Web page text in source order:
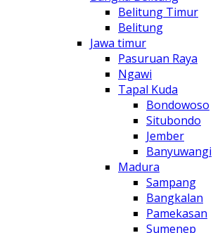
Belitung Timur
Belitung
Jawa timur
Pasuruan Raya
Ngawi
Tapal Kuda
Bondowoso
Situbondo
Jember
Banyuwangi
Madura
Sampang
Bangkalan
Pamekasan
Sumenep